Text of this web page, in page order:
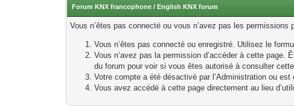
Forum KNX francophone / English KNX forum
Vous n’êtes pas connecté ou vous n’avez pas les
Vous n’êtes pas connecté ou enregistré. Utilisez le
Vous n’avez pas la permission d’accéder à cette page.
du forum pour voir si vous êtes autorisé à consulter
Votre compte a été désactivé par l’Administration ou
Vous avez accédé à cette page directement au lieu